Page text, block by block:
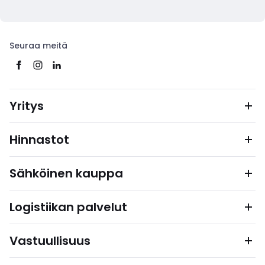
Seuraa meitä
Yritys
Hinnastot
Sähköinen kauppa
Logistiikan palvelut
Vastuullisuus